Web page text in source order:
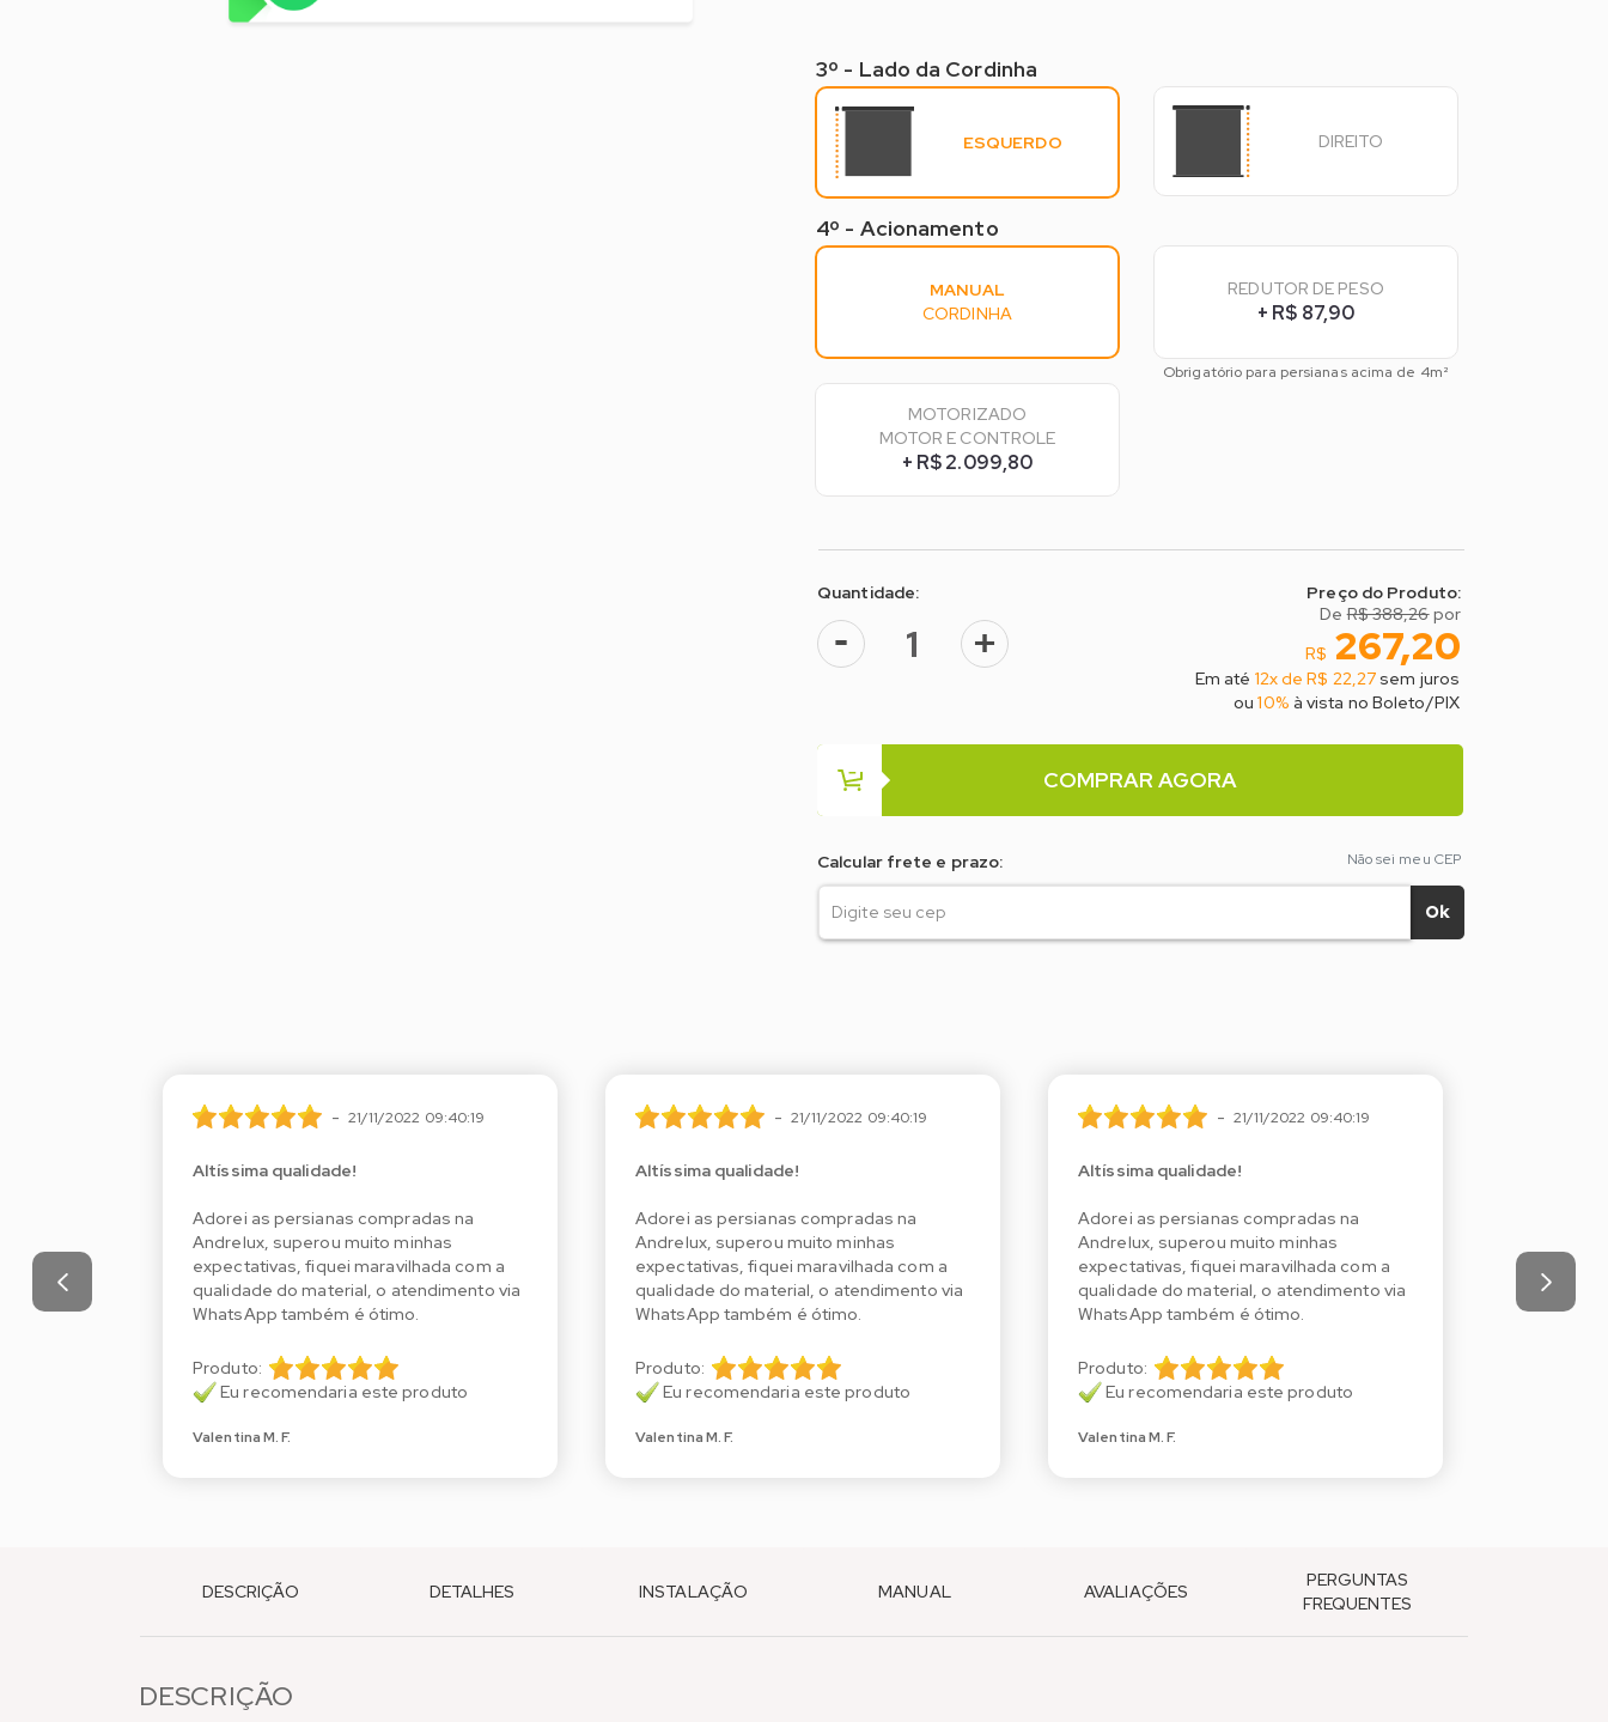
3º - Lado do Comando
3º - Lado da Cordinha
ESQUERDO DIREITO
4º - Acionamento*
4º - Acionamento
MANUAL
CORDINHA
REDUTOR DE PESO
+ R$ 87,90
Obrigatório para persianas acima de 4m²
MOTORIZADO
MOTOR E CONTROLE
+ R$ 2.099,80
Quantidade:
- +
Preço do Produto:
DeR$ 388,26por
R$ 267,20
Em até 12x de R$ 22,27sem juros
ou10% à vista no Boleto/PIX
COMPRAR AGORA
Calcular frete e prazo: Não sei meu CEP
Ok
a
via
- 21/11/2022 09:40:19
Altíssima qualidade!
Adorei as persianas compradas na
Andrelux, superou muito minhas
expectativas, fiquei maravilhada com a
qualidade do material, o atendimento via
WhatsApp também é ótimo.
Produto:
Eu recomendaria este produto
Valentina M. F.
- 21/11/2022 09:40:19
Altíssima qualidade!
Adorei as persianas compradas na
Andrelux, superou muito minhas
expectativas, fiquei maravilhada com a
qualidade do material, o atendimento via
WhatsApp também é ótimo.
Produto:
Eu recomendaria este produto
Valentina M. F.
- 21/11/2022 09:40:19
Altíssima qualidade!
Adorei as persianas compradas na
Andrelux, superou muito minhas
expectativas, fiquei maravilhada com a
qualidade do material, o atendimento via
WhatsApp também é ótimo.
Produto:
Eu recomendaria este produto
Valentina M. F.
DESCRIÇÃO DETALHES INSTALAÇÃO MANUAL AVALIAÇÕES
PERGUNTAS
FREQUENTES
DESCRIÇÃO